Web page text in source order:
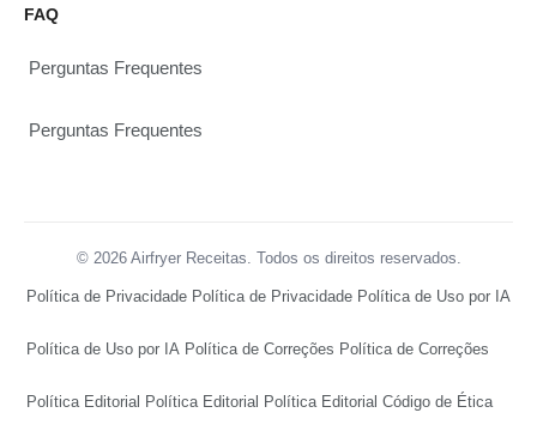
FAQ
Perguntas Frequentes
Perguntas Frequentes
© 2026 Airfryer Receitas. Todos os direitos reservados.
Política de Privacidade Política de Privacidade Política de Uso por IA
Política de Uso por IA Política de Correções Política de Correções
Política Editorial Política Editorial Política Editorial Código de Ética